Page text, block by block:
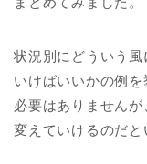
状況別にどういう
いけばいいかの例
必要はありません
変えていけるのだと